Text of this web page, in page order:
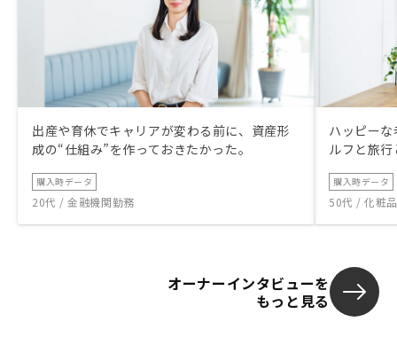
出産や育休でキャリアが変わる前に、資産形
成の“仕組み”を作っておきたかった。
購入時データ
20代 / 金融機関勤務
ハッピー
ルフと旅
購入時データ
50代 / 化粧
オーナーインタビューを
もっと見る